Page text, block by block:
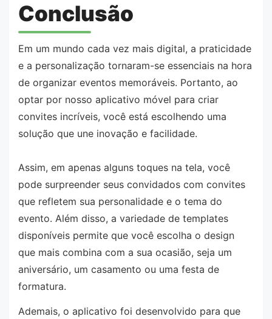
Conclusão
Em um mundo cada vez mais digital, a praticidade
e a personalização tornaram-se essenciais na hora
de organizar eventos memoráveis. Portanto, ao
optar por nosso aplicativo móvel para criar
convites incríveis, você está escolhendo uma
solução que une inovação e facilidade.
Assim, em apenas alguns toques na tela, você
pode surpreender seus convidados com convites
que refletem sua personalidade e o tema do
evento. Além disso, a variedade de templates
disponíveis permite que você escolha o design
que mais combina com a sua ocasião, seja um
aniversário, um casamento ou uma festa de
formatura.
Ademais, o aplicativo foi desenvolvido para que